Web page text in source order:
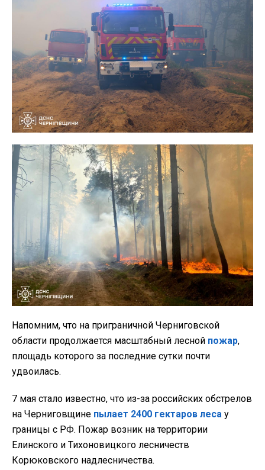
Напомним, что на приграничной Черниговской
области продолжается масштабный лесной пожар,
площадь которого за последние сутки почти
удвоилась.
7 мая стало известно, что из-за российских обстрелов
на Черниговщине пылает 2400 гектаров леса у
границы с РФ. Пожар возник на территории
Елинского и Тихоновицкого лесничеств
Корюковского надлесничества.